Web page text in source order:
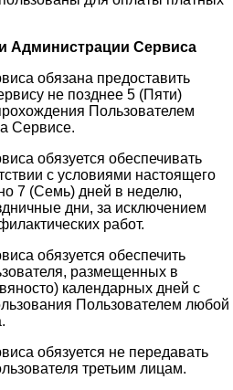
Администрации Сервиса
обязана предоставить
не позднее 5 (Пяти)
Пользователем
Сервисе.
обязуется обеспечивать
с условиями настоящего
7 (Семь) дней в неделю,
дни, за исключением
работ.
обязуется обеспечить
размещенных в
календарных дней с
Пользователем любой
обязуется не передавать
третьим лицам.